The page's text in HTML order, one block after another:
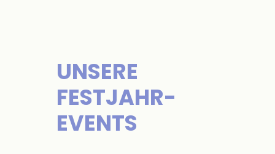
UNSERE
FESTJAHR-
EVENTS